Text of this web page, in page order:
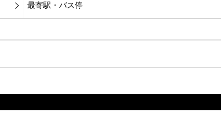
最寄駅・バス停